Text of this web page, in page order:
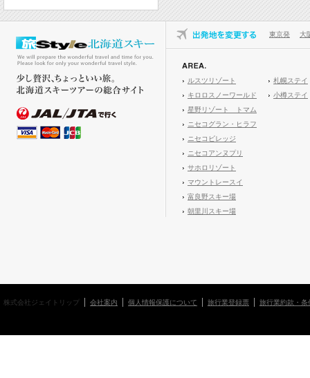
東京発 大
ルスツリゾート
キロロスノーワールド
星野リゾート トマム
ニセコグラン・ヒラフ
ニセコビレッジ
ニセコアンヌプリ
サホロリゾート
マウントレースイ
富良野スキー場
朝里川スキー場
札幌ステイ
小樽ステイ
株式会社ジェイトリップ 会社案内 個人情報保護について 旅行業登録票 旅行業約款・条